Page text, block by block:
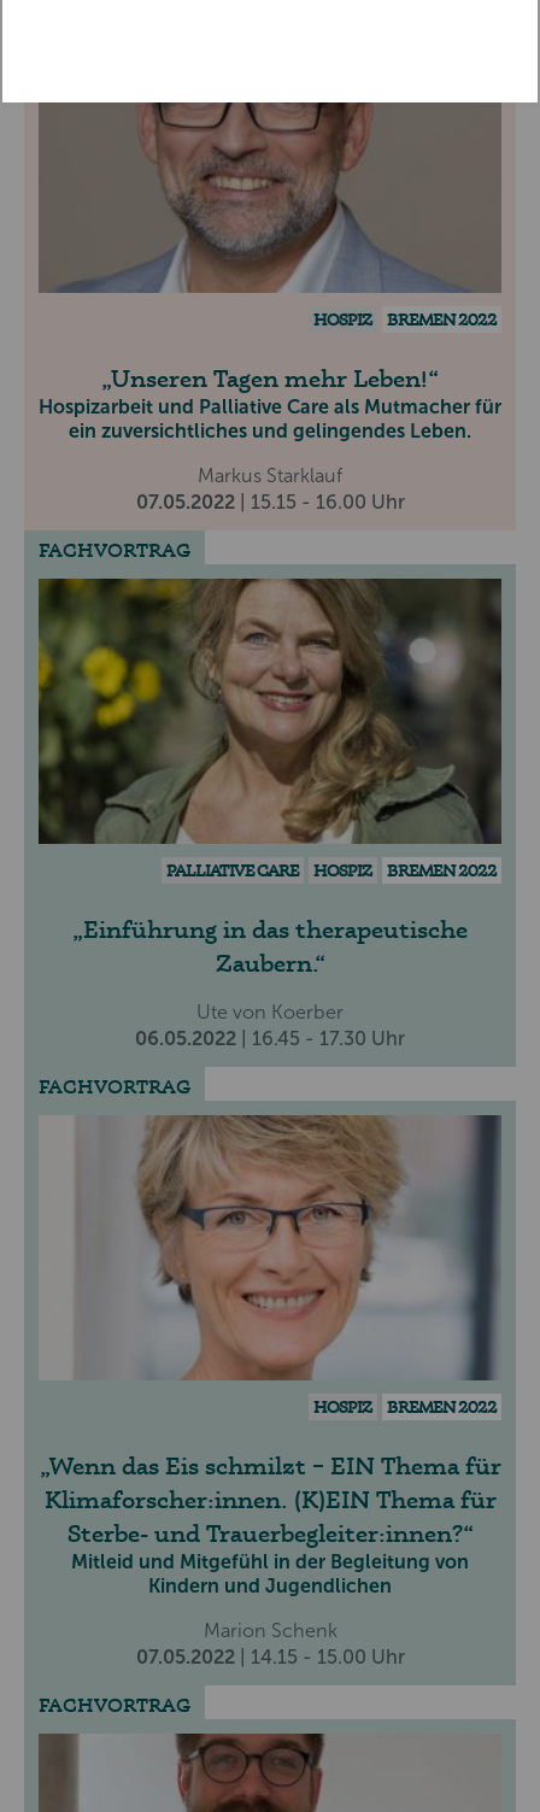
HOSPIZ BREMEN 2022
Unseren Tagen mehr Leben!
Hospizarbeit und Palliative Care als Mutmacher für
ein zuversichtliches und gelingendes Leben.
Markus Starklauf
07.05.2022
| 15.15 - 16.00 Uhr
FACHVORTRAG
PALLIATIVE CARE HOSPIZ BREMEN 2022
Einführung in das therapeutische
Zaubern.
Ute von Koerber
06.05.2022
| 16.45 - 17.30 Uhr
FACHVORTRAG
HOSPIZ BREMEN 2022
Wenn das Eis schmilzt – EIN Thema für
Klimaforscher:innen. (K)EIN Thema für
Sterbe- und Trauerbegleiter:innen?
Mitleid und Mitgefühl in der Begleitung von
Kindern und Jugendlichen
Marion Schenk
07.05.2022
| 14.15 - 15.00 Uhr
FACHVORTRAG